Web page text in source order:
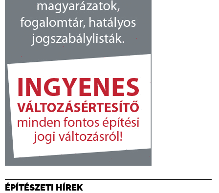
ÉPÍTÉSZETI HÍREK